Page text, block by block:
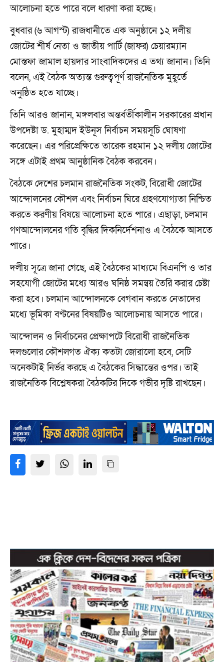
আলোচনা হতে পারে বলে ধারণা করা হচ্ছে।
বুধবার (৬ আগস্ট) রাজধানীতে এক অনুষ্ঠানে ১২ দলীয়
জোটের শীর্ষ নেতা ও জাতীয় পার্টি (জাফর) চেয়ারম্যান
মোস্তফা জামাল হায়দার সাংবাদিকদের এ তথ্য জানান। তিনি
বলেন, এই বৈঠক অত্যন্ত গুরুত্বপূর্ণ রাজনৈতিক মুহূর্তে
অনুষ্ঠিত হতে যাচ্ছে।
তিনি আরও জানান, মঙ্গলবার অন্তর্বর্তীকালীন সরকারের প্রধান
উপদেষ্টা ড. মুহাম্মদ ইউনূস নির্বাচন সময়সূচি ঘোষণা
করেছেন। এর পরিপ্রেক্ষিতে তারেক রহমান ১২ দলীয় জোটের
সঙ্গে এটাই প্রথম আনুষ্ঠানিক বৈঠক করবেন।
বৈঠকে দেশের চলমান রাজনৈতিক সংকট, বিরোধী জোটের
আন্দোলনের কৌশল এবং নির্বাচন ঘিরে গ্রহণযোগ্যতা নিশ্চিত
করতে করণীয় বিষয়ে আলোচনা হতে পারে। এছাড়া, চলমান
গণআন্দোলনের গতি বৃদ্ধির দিকনির্দেশনাও এ বৈঠকে আসতে
পারে।
দলীয় সূত্রে জানা গেছে, এই বৈঠকের মাধ্যমে বিএনপি ও তার
সহযোগী জোটের মধ্যে আরও ঘনিষ্ঠ সমন্বয় তৈরি করার চেষ্টা
করা হবে। চলমান আন্দোলনকে বেগবান করতে নেতাদের
মধ্যে ভূমিকা বণ্টনের বিষয়টিও আলোচনায় আসতে পারে।
আন্দোলন ও নির্বাচনের প্রেক্ষাপটে বিরোধী রাজনৈতিক
দলগুলোর কৌশলগত ঐক্য কতটা জোরালো হবে, সেটি
অনেকটাই নির্ভর করছে এ বৈঠকের সিদ্ধান্তের ওপর। তাই
রাজনৈতিক বিশ্লেষকরা বৈঠকটির দিকে গভীর দৃষ্টি রাখছেন।